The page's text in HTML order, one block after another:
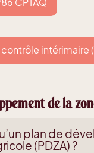
intérimaire
de la
plan de
(PDZA) ?